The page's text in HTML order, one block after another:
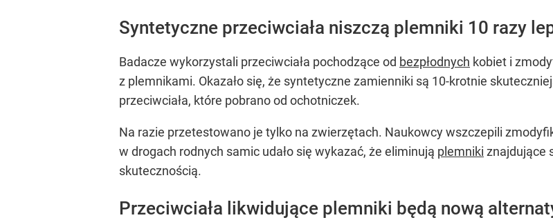
Syntetyczne przeciwciała niszczą plemniki 10 razy
Badacze wykorzystali przeciwciała pochodzące od bezpłodnych kobiet i
z plemnikami. Okazało się, że syntetyczne zamienniki są 10-krotnie
przeciwciała, które pobrano od ochotniczek.
Na razie przetestowano je tylko na zwierzętach. Naukowcy wszczepili
w drogach rodnych samic udało się wykazać, że eliminują plemniki znajdujące
skutecznością.
Przeciwciała likwidujące plemniki będą nową